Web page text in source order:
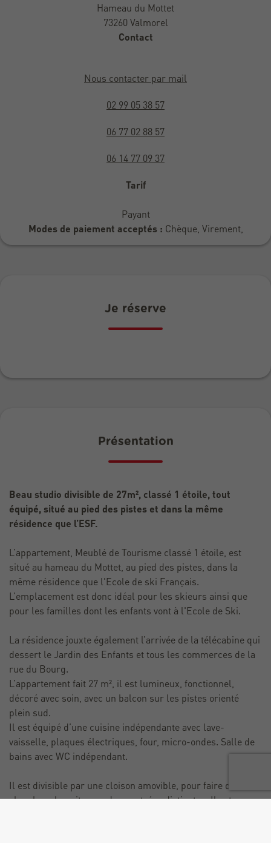
Hameau du Mottet
73260 Valmorel
Contact
Nous contacter par mail
02 99 05 38 57
06 77 02 88 57
06 14 77 09 37
Tarif
Payant
Modes de paiement acceptés : Chèque, Virement,
Je réserve
Présentation
Beau studio divisible de 27m², classé 1 étoile, tout
équipé, situé au pied des pistes et dans la même
résidence que l’ESF.
L’appartement, Meublé de Tourisme classé 1 étoile, est
situé au hameau du Mottet, au pied des pistes, dans la
même résidence que l'Ecole de ski Français.
L’emplacement est donc idéal pour les skieurs ainsi que
pour les familles dont les enfants vont à l'Ecole de Ski.
La résidence jouxte également l’arrivée de la télécabine qui
dessert le Jardin des Enfants et tous les commerces de la
rue du Bourg.
L’appartement fait 27 m², il est lumineux, fonctionnel,
décoré avec soin, avec un balcon sur les pistes orienté
plein sud.
Il est équipé d’une cuisine indépendante avec lave-
vaisselle, plaques électriques, four, micro-ondes. Salle de
bains avec WC indépendant.
Il est divisible par une cloison amovible, pour faire deux
chambres la nuit, avec deux entrées distinctes. Il est